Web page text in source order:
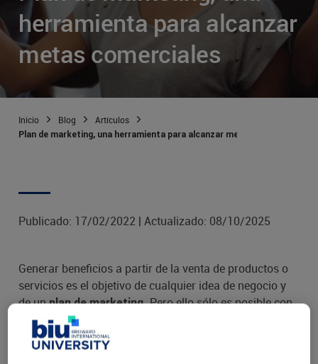
herramienta para alcanzar
metas comerciales
Inicio Blog Artículos
Plan de marketing, una herramienta para alcanzar metas comerciales
Publicado: 17/02/2022 | Actualizado: 08/10/2025
Generar beneficios a partir de la venta de productos o
servicios es el objetivo de cualquier idea de negocio y
de unplan de marketing.Pero ello sólo es posible con
un elemento sin el cual no puede existir ninguna
empresa, sea del tamaño que sea: los clientes.